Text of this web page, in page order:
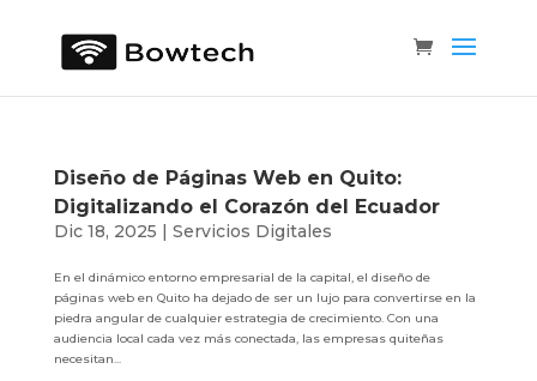
Diseño de Páginas Web en Quito:
Digitalizando el Corazón del Ecuador
Dic 18, 2025 | Servicios Digitales
En el dinámico entorno empresarial de la capital, el diseño de
páginas web en Quito ha dejado de ser un lujo para convertirse en la
piedra angular de cualquier estrategia de crecimiento. Con una
audiencia local cada vez más conectada, las empresas quiteñas
necesitan...